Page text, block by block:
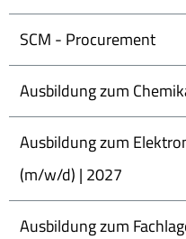
SCM - Procurement
Ausbildung zum
Ausbildung zum
(m/w/d) | 2027
Ausbildung zum